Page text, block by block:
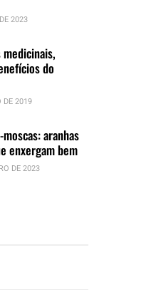
2023
do
DE 2019
aranhas
enxergam bem
DE 2023